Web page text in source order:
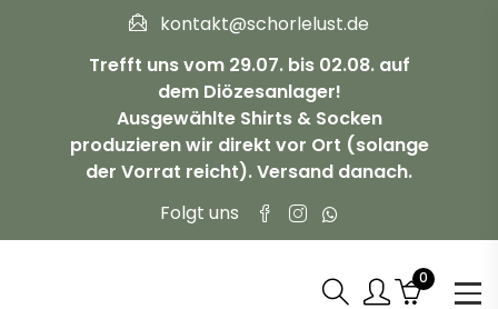
kontakt@schorlelust.de
Trefft uns vom 29.07. bis 02.08. auf
dem Diözesanlager!
Ausgewählte Shirts & Socken
produzieren wir direkt vor Ort (solange
der Vorrat reicht). Versand danach.
Folgt uns
0